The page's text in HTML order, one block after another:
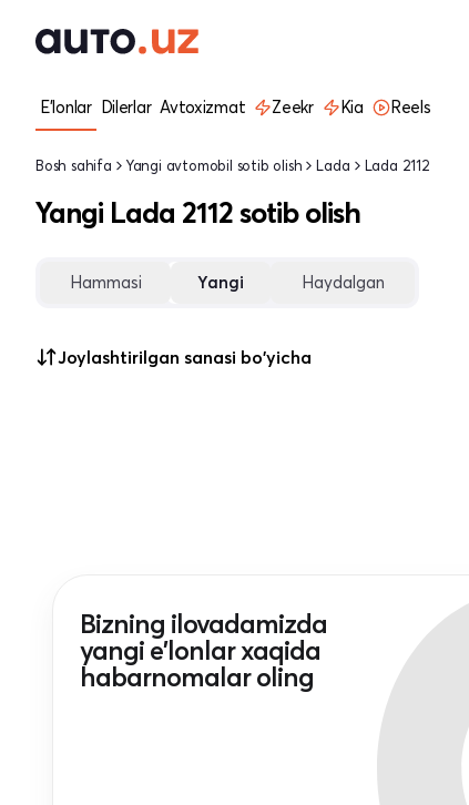
E'lonlar Dilerlar Avtoxizmat Zeekr Kia Reels
Bosh sahifa Yangi avtomobil sotib olish Lada Lada 2112
Yangi Lada 2112 sotib olish
Hammasi Yangi Haydalgan
Joylashtirilgan sanasi bo'yicha
Bizning ilovadamizda
yangi e'lonlar xaqida
habarnomalar oling